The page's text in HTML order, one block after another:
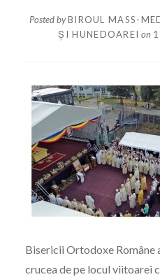
Posted byBIROUL MASS-
ȘI HUNEDOAREI on
Bisericii Ortodoxe Române
crucea de pe locul viitoarei